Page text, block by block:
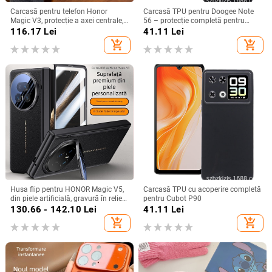
Carcasă pentru telefon Honor
Magic V3, protecție a axei centrale,
noul model Magic V5, husă ușoară
electroplacare, anti-cădere
116.17 Lei
add_shopping_cart
Carcasă TPU pentru Doogee Note
56 – protecție completă pentru
Note 56, Plus și Pro, realizată
41.11 Lei
add_shopping_cart
Husa flip pentru HONOR Magic V5,
din piele artificială, gravură în relief,
stil Ins, anti-cadere
130.66 - 142.10 Lei
add_shopping_cart
Carcasă TPU cu acoperire completă
pentru Cubot P90
41.11 Lei
add_shopping_cart